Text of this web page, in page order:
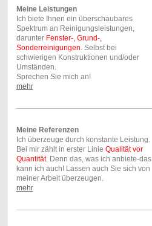
Meine Leistungen
Ich biete Ihnen ein überschaubares
Spektrum an Reinigungsleistungen,
darunter Fenster-, Grund-,
Sonderreinigungen . Selbst bei
schwierigen Konstruktionen und/oder
Umständen.
Sprechen Sie mich an!
mehr
Meine Referenzen
Ich überzeuge durch konstante Leistung.
Bei mir zählt in erster Linie Qualität vor
Quantität. Denn das, was ich anbiete-das
kann ich auch! Lassen auch Sie sich von
meiner Arbeit überzeugen.
mehr